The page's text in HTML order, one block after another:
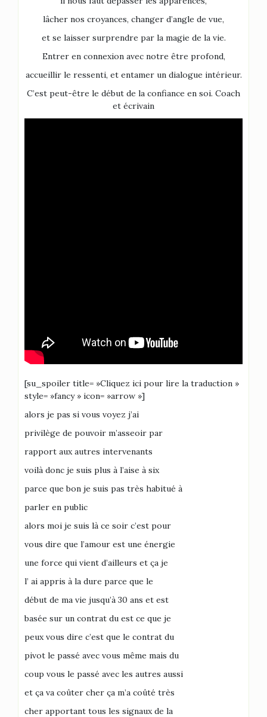
lâcher nos croyances, changer d’angle de vue,
et se laisser surprendre par la magie de la vie.
Entrer en connexion avec notre être profond,
accueillir le ressenti, et entamer un dialogue intérieur.
C’est peut-être le début de la confiance en soi. Coach
et écrivain
[su_spoiler title= »Cliquez ici pour lire la traduction »
style= »fancy » icon= »arrow »]
alors je pas si vous voyez j’ai
privilège de pouvoir m’asseoir par
rapport aux autres intervenants
voilà donc je suis plus à l’aise à six
parce que bon je suis pas très habitué à
parler en public
alors moi je suis là ce soir c’est pour
vous dire que l’amour est une énergie
une force qui vient d’ailleurs et ça je
l’ ai appris à la dure parce que le
début de ma vie jusqu’à 30 ans et est
basée sur un contrat du est ce que je
peux vous dire c’est que le contrat du
pivot le passé avec vous même mais du
coup vous le passé avec les autres aussi
et ça va coûter cher ça m’a coûté très
cher apportant tous les signaux de la